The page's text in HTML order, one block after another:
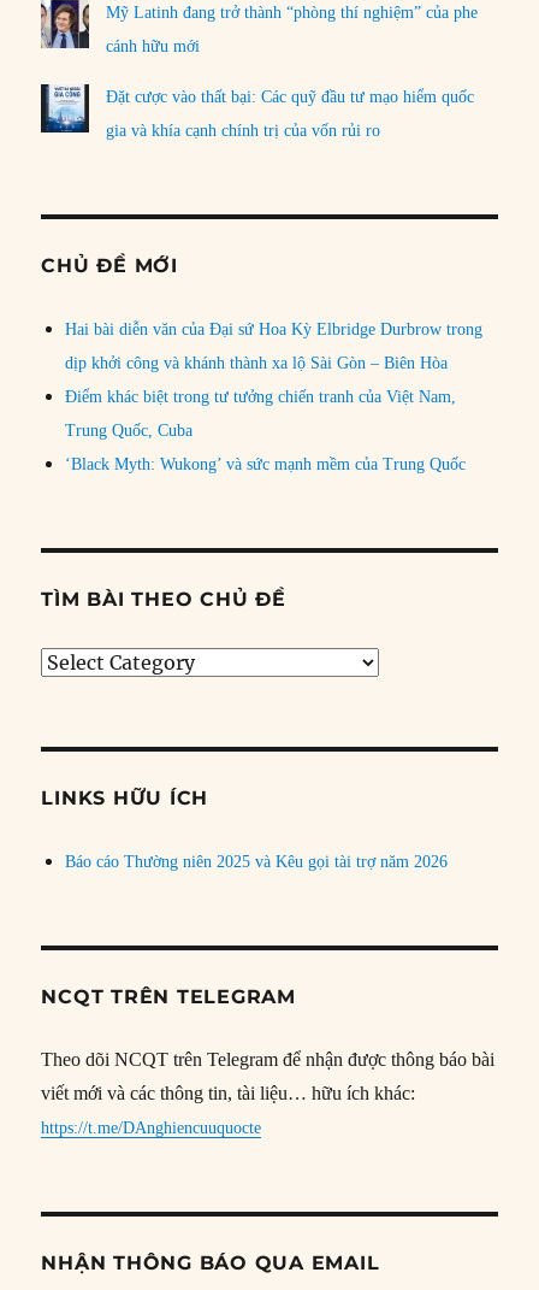
Mỹ Latinh đang trở thành “phòng thí nghiệm” của phe
cánh hữu mới
Đặt cược vào thất bại: Các quỹ đầu tư mạo hiểm quốc
gia và khía cạnh chính trị của vốn rủi ro
CHỦ ĐỀ MỚI
Hai bài diễn văn của Đại sứ Hoa Kỳ Elbridge Durbrow trong
dịp khởi công và khánh thành xa lộ Sài Gòn – Biên Hòa
Điểm khác biệt trong tư tưởng chiến tranh của Việt Nam,
Trung Quốc, Cuba
‘Black Myth: Wukong’ và sức mạnh mềm của Trung Quốc
TÌM BÀI THEO CHỦ ĐỀ
Tìm
đề
LINKS HỮU ÍCH
Báo cáo Thường niên 2025 và Kêu gọi tài trợ năm 2026
NCQT TRÊN TELEGRAM
Theo dõi NCQT trên Telegram để nhận được thông báo bài
viết mới và các thông tin, tài liệu… hữu ích khác:
https://t.me/DAnghiencuuquocte
NHẬN THÔNG BÁO QUA EMAIL